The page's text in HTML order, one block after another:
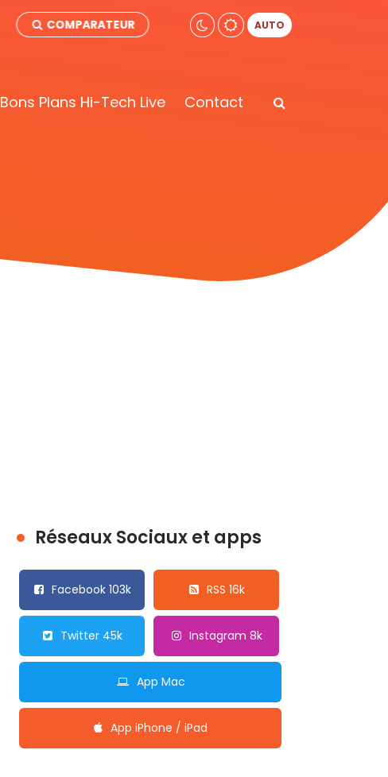
COMPARATEUR AUTO
Bons Plans Hi-Tech Live Contact
Réseaux Sociaux et apps
Facebook 103k RSS 16k
Twitter 45k Instagram 8k
App Mac
App iPhone / iPad